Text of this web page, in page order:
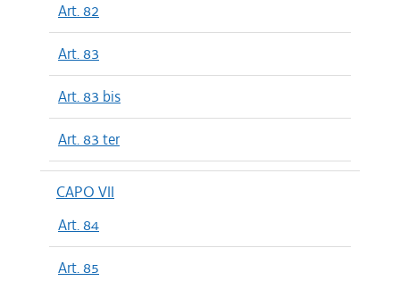
Art. 82
Art. 83
Art. 83 bis
Art. 83 ter
CAPO VII
Art. 84
Art. 85